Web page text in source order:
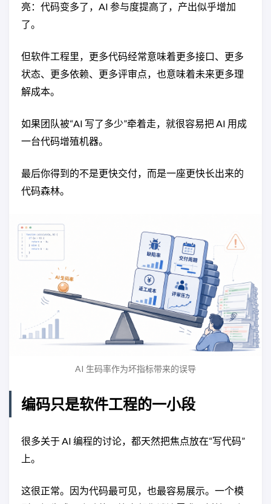
亮：代码变多了，AI 参与度提高了，产出似乎增加
了。
但软件工程里，更多代码经常意味着更多接口、更多
状态、更多依赖、更多评审点，也意味着未来更多理
解成本。
如果团队被“AI 写了多少”牵着走，就很容易把 AI 用成
一台代码增殖机器。
最后你得到的不是更快交付，而是一座更快长出来的
代码森林。
AI 生码率作为坏指标带来的误导
编码只是软件工程的一小段
很多关于 AI 编程的讨论，都天然把焦点放在“写代码”
上。
这很正常。因为代码最可见，也最容易展示。一个模